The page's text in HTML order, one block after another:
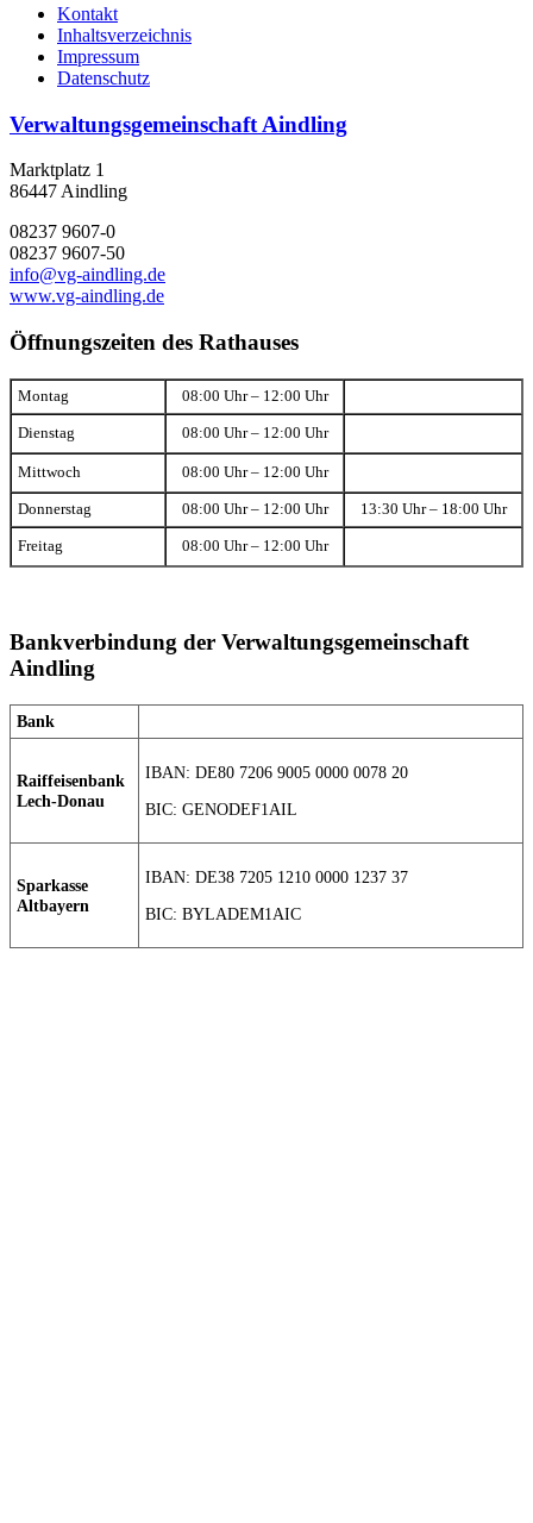
Kontakt
Inhaltsverzeichnis
Impressum
Datenschutz
Verwaltungsgemeinschaft Aindling
Marktplatz 1
86447 Aindling
08237 9607-0
08237 9607-50
info@vg-aindling.de
www.vg-aindling.de
Öffnungszeiten des Rathauses
Montag 08:00 Uhr – 12:00 Uhr
Dienstag 08:00 Uhr – 12:00 Uhr
Mittwoch 08:00 Uhr – 12:00 Uhr
Donnerstag 08:00 Uhr – 12:00 Uhr 13:30 Uhr – 18:00 Uhr
Freitag 08:00 Uhr – 12:00 Uhr
Bankverbindung der Verwaltungsgemeinschaft
Aindling
Bank
Raiffeisenbank
Lech-Donau
IBAN: DE80 7206 9005 0000 0078 20
BIC: GENODEF1AIL
Sparkasse
Altbayern
IBAN: DE38 7205 1210 0000 1237 37
BIC: BYLADEM1AIC